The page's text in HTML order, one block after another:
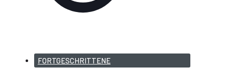
FORTGESCHRITTENE